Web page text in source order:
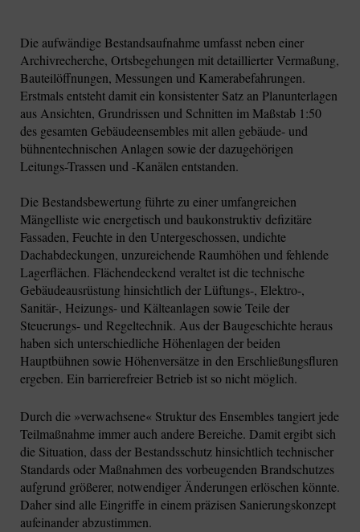
Die aufwändige Bestandsaufnahme umfasst neben einer
Archivrecherche, Ortsbegehungen mit detaillierter Vermaßung,
Bauteilöffnungen, Messungen und Kamerabefahrungen.
Erstmals entsteht damit ein konsistenter Satz an Planunterlagen
aus Ansichten, Grundrissen und Schnitten im Maßstab 1:50
des gesamten Gebäudeensembles mit allen gebäude- und
bühnentechnischen Anlagen sowie der dazugehörigen
Leitungs-Trassen und -Kanälen entstanden.
Die Bestandsbewertung führte zu einer umfangreichen
Mängelliste wie energetisch und baukonstruktiv defizitäre
Fassaden, Feuchte in den Untergeschossen, undichte
Dachabdeckungen, unzureichende Raumhöhen und fehlende
Lagerflächen. Flächendeckend veraltet ist die technische
Gebäudeausrüstung hinsichtlich der Lüftungs-, Elektro-,
Sanitär-, Heizungs- und Kälteanlagen sowie Teile der
Steuerungs- und Regeltechnik. Aus der Baugeschichte heraus
haben sich unterschiedliche Höhenlagen der beiden
Hauptbühnen sowie Höhenversätze in den Erschließungsfluren
ergeben. Ein barrierefreier Betrieb ist so nicht möglich.
Durch die »verwachsene« Struktur des Ensembles tangiert jede
Teilmaßnahme immer auch andere Bereiche. Damit ergibt sich
die Situation, dass der Bestandsschutz hinsichtlich technischer
Standards oder Maßnahmen des vorbeugenden Brandschutzes
aufgrund größerer, notwendiger Änderungen erlöschen könnte.
Daher sind alle Eingriffe in einem präzisen Sanierungskonzept
aufeinander abzustimmen.